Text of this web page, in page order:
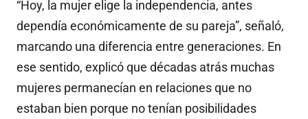
“Hoy, la mujer elige la independencia, antes
dependía económicamente de su pareja”, señaló,
marcando una diferencia entre generaciones. En
ese sentido, explicó que décadas atrás muchas
mujeres permanecían en relaciones que no
estaban bien porque no tenían posibilidades